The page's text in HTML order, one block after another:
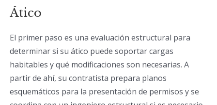
Ático
El primer paso es una evaluación estructural para
determinar si su ático puede soportar cargas
habitables y qué modificaciones son necesarias. A
partir de ahí, su contratista prepara planos
esquemáticos para la presentación de permisos y se